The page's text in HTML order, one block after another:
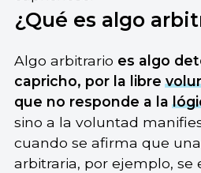
¿Qué es algo
Algo arbitrario es algo
capricho, por la libre
que no responde a la
sino a la voluntad
cuando se afirma que
arbitraria, por ejemplo, se